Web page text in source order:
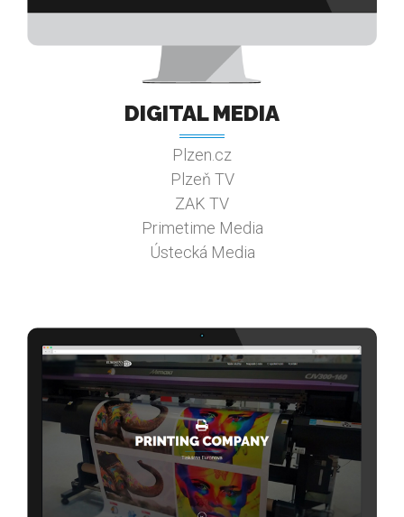
DIGITAL MEDIA
Plzen.cz
Plzeň TV
ZAK TV
Primetime Media
Ústecká Media